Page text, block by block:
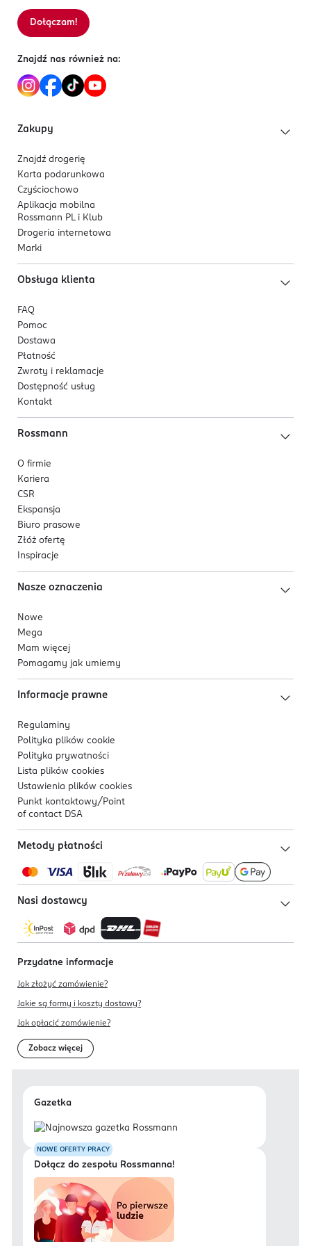
Sortowanie wg
Dołączam!
Znajdź nas również na:
Zakupy
Znajdź drogerię
Karta podarunkowa
Czyściochowo
Aplikacja mobilna
Rossmann PL i Klub
Drogeria internetowa
Marki
Obsługa klienta
FAQ
Pomoc
Dostawa
Płatność
Zwroty i reklamacje
Dostępność usług
Kontakt
Rossmann
O firmie
Kariera
CSR
Ekspansja
Biuro prasowe
Złóż ofertę
Inspiracje
Nasze oznaczenia
Nowe
Mega
Mam więcej
Pomagamy jak umiemy
Informacje prawne
Regulaminy
Polityka plików cookie
Polityka prywatności
Lista plików cookies
Ustawienia plików cookies
Punkt kontaktowy/ Point
of contact DSA
Metody płatności
Nasi dostawcy
Przydatne informacje
Jak złożyć zamówienie?
Jakie są formy i koszty dostawy?
Jak opłacić zamówienie?
Zobacz więcej
Gazetka
NOWE OFERTY PRACY
Dołącz do zespołu Rossmanna!